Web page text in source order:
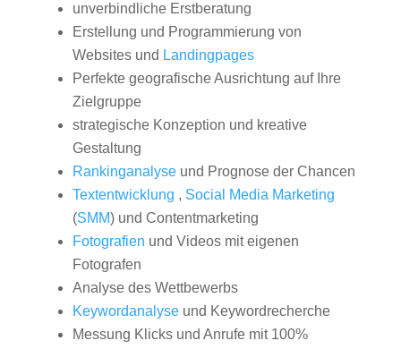
unverbindliche Erstberatung
Erstellung und Programmierung von
Websites und Landingpages
Perfekte geografische Ausrichtung auf Ihre
Zielgruppe
strategische Konzeption und kreative
Gestaltung
Rankinganalyseund Prognose der Chancen
Textentwicklung , Social Media Marketing
(SMM) und Contentmarketing
Fotografien und Videos mit eigenen
Fotografen
Analyse des Wettbewerbs
Keywordanalyseund Keywordrecherche
Messung Klicks und Anrufe mit 100%